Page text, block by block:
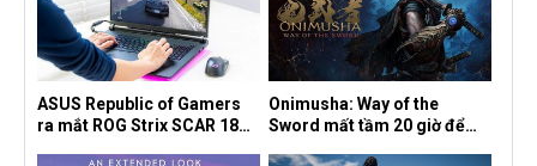
ASUS Republic of Gamers
ra mắt ROG Strix SCAR 18
Onimusha: Way of the
Sword mất tầm 20 giờ để